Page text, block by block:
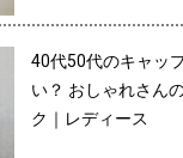
40代50代のキャッ
い？ おしゃれさん
ク｜レディース